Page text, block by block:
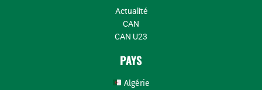
Actualité
CAN
CAN U23
PAYS
Algérie